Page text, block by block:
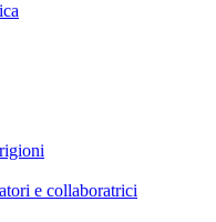
e collaboratrici